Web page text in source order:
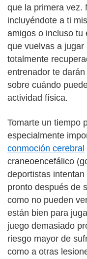
que la primera vez.
incluyéndote a ti
amigos o incluso tu
que vuelvas a
totalmente
entrenador te
sobre cuándo
actividad física.
Tomarte un tiempo
especialmente
conmoción cerebral
craneoencefálico
deportistas
pronto después de
como no pueden
están bien para
juego demasiado
riesgo mayor de
como a otras